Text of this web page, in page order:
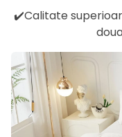
✔️Calitate